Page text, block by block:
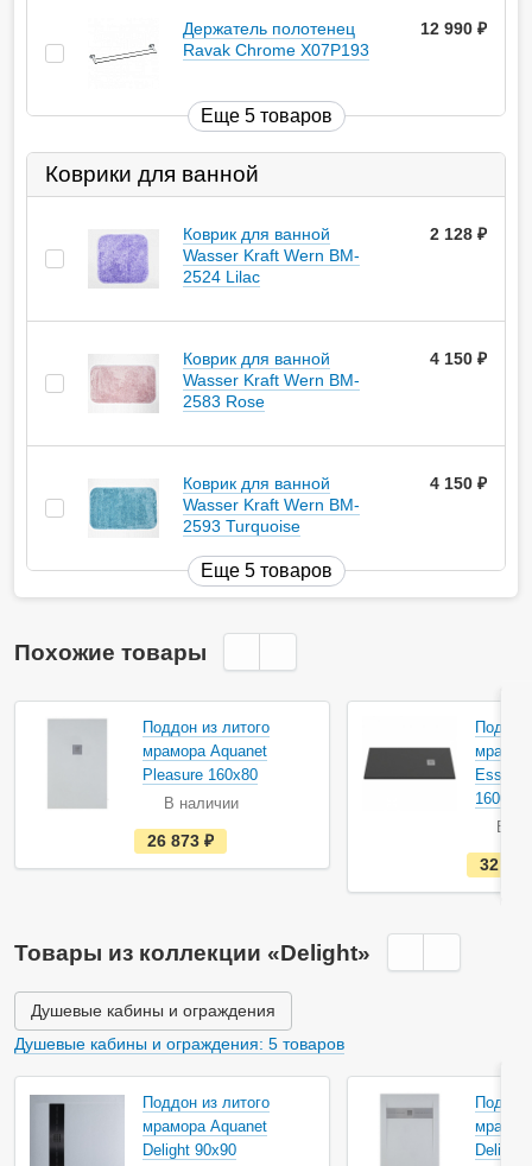
Держатель полотенец
Ravak Chrome X07P193
12 990
Еще 5 товаров
Коврики для ванной
Коврик для ванной
Wasser Kraft Wern BM-
2524 Lilac
2 128
Коврик для ванной
Wasser Kraft Wern BM-
2583 Rose
4 150
Коврик для ванной
Wasser Kraft Wern BM-
2593 Turquoise
4 150
Еще 5 товаров
Похожие товары
Поддон из литого
мрамора Aquanet
Pleasure 160x80
В наличии
е
с
т
л
и
26 873
Поддон
В
32
Товары из коллекции «Delight»
Душевые кабины и ограждения
Душевые кабины и ограждения: 5 товаров
Поддон из литого
мрамора Aquanet
Delight 90x90
Поддон
Delight